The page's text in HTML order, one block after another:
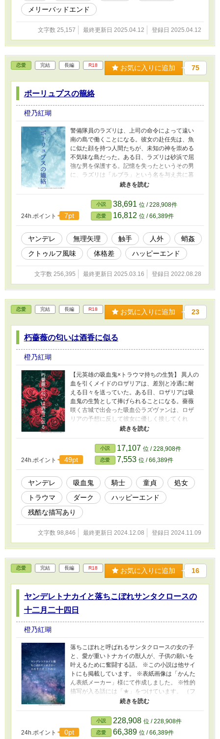
メリーバッドエンド
文字数 25,157 最終更新日 2025.04.12 登録日 2025.04.12
恋愛 完結 長編 R18 お気に入りに追加 75
ポーリュプスの籠絡
橙乃紅瑚
警備隊員のラズリは、上司の命令によって遠い
南の島で働くことになる。彼女の赴任先は、魚
に似た顔を持つ人間たちが、未知の神を崇める
不気味な島だった。ある日、ラズリは砂浜で屈
強な男を保護する。記憶を失ったというその男
に、ラズリは「ルブラ」という名を与え共に暮
らすが、ルブラは冷たい目をしながらラズリに
愛を囁く奇妙な男だった。ラズリはルブラに惹
かれながらも、本能的な怖ろしさから彼の愛を
拒絶し続ける。その頑なな姿勢が、ルブラを酷
く狂わせるとも知らずに。 ※触手描写があるの
でご注意ください。 ※ムーンライトノベルズ様
の方でも掲載しております。 ※表紙画像は「か
んたん表紙メーカー」様にて作成しました。
24h.ポイント 7pt
小説 38,691 位 / 228,908件
恋愛 16,812 位 / 66,389件
ヤンデレ 無理矢理 触手 人外
蛸姦
クトゥルフ風味
体格差 ハッピーエンド
文字数 256,395 最終更新日 2025.03.16 登録日 2022.08.28
恋愛 完結 長編 R18 お気に入りに追加 23
朽薔薇の匂いは酒香に似る
橙乃紅瑚
【元英雄の吸血鬼×トラウマ持ちの生贄】 異人の
血を引くメイドのロザリアは、差別と冷遇に耐
える日々を送っていた。ある日、ロザリアは吸
血鬼の生贄として捧げられることになる。薔薇
咲く古城で出会った吸血公ラズヴァンは、ロザ
リアの予想に反して彼女に優しく接してくれ
た。孤独な二人は次第に惹かれ合い、ロザリア
は城で幸せな日々を過ごすようになる。しか
し、過去のトラウマから愛を素直に表現できな
いロザリアに、ラズヴァンは狂おしいほどの執
着を募らせていき――。 ※この小説には流血描
写、残酷描写、暴力表現、反倫理的描写が含ま
れますのでご注意ください。 ※この小説は他サ
イトにも掲載しています。 ※表紙画像は「かん
たん表紙メーカー」様にて作成しました。
24h.ポイント 49pt
小説 17,107 位 / 228,908件
恋愛 7,553 位 / 66,389件
ヤンデレ 吸血鬼 騎士 童貞
処女
トラウマ
ダーク
ハッピーエンド
残酷な描写あり
文字数 98,846 最終更新日 2024.12.08 登録日 2024.11.09
恋愛 完結 長編 R18 お気に入りに追加 16
ヤンデレトナカイと落ちこぼれサンタクロースの
十二月二十四日
橙乃紅瑚
落ちこぼれと呼ばれるサンタクロースの女の子
と、愛が重いトナカイの獣人が、子供の願いを
叶えるために奮闘する話。 ※この小説は他サイ
トにも掲載しています。 ※表紙画像は「かんた
ん表紙メーカー」様にて作成しました。 ※性的
描写が入る話には「★」をつけています。 （フ
リースペースに小ネタへのリンクを貼り付けて
います。よろしければ見てみてください！※ネ
タバレ有）
24h.ポイント 0pt
小説 228,908 位 / 228,908件
恋愛 66,389 位 / 66,389件